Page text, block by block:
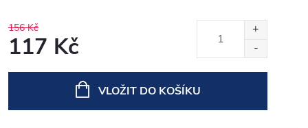
156 Kč
117 Kč
VLOŽIT DO KOŠÍKU